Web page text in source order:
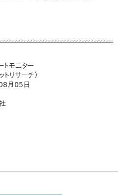
トモニター
トリサーチ）
月05日